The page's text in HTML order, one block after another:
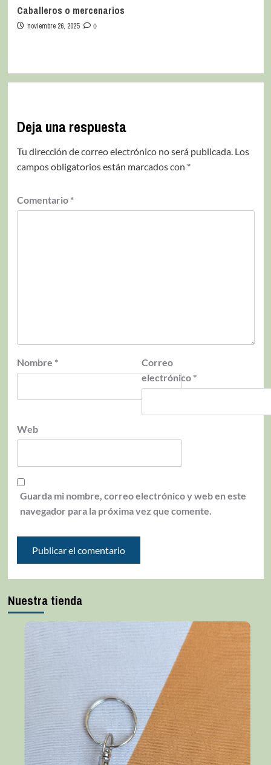
Caballeros o mercenarios
noviembre 26, 2025 0
Deja una respuesta
Tu dirección de correo electrónico no será publicada. Los
campos obligatorios están marcados con *
Comentario *
Nombre *
Correo
electrónico *
Web
Guarda mi nombre, correo electrónico y web en este
navegador para la próxima vez que comente.
Nuestra tienda